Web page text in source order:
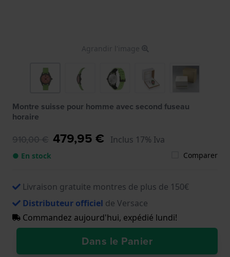
Agrandir l'image
Montre suisse pour homme avec second fuseau
horaire
910,00 € 479,95 € Inclus 17% Iva
● En stock Comparer
Livraison gratuite montres de plus de 150€
Distributeur officiel de Versace
Commandez aujourd'hui, expédié lundi!
Dans le Panier